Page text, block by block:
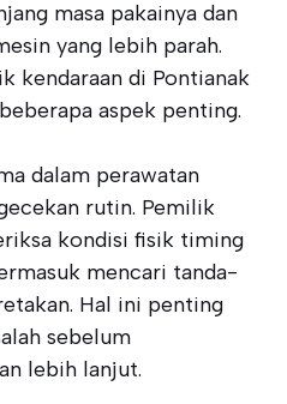
masa pakainya dan
yang lebih parah.
kendaraan di Pontianak
aspek penting.
dalam perawatan
rutin. Pemilik
kondisi fisik timing
mencari tanda-
Hal ini penting
sebelum
lebih lanjut.